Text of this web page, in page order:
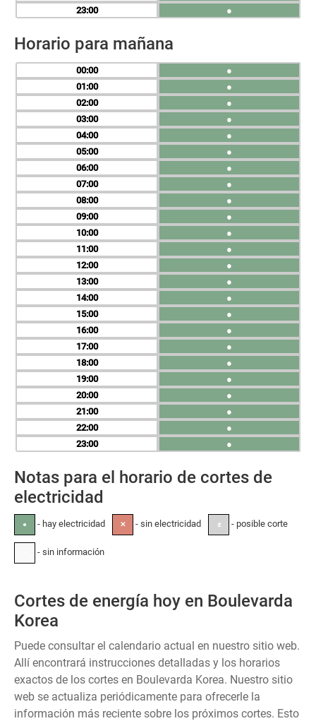
23
●
Horario para mañana
00
01
02
03
04
05
06
07
08
09
10
11
12
13
14
15
16
17
18
19
20
21
22
23
●
●
●
●
●
●
●
●
●
●
●
●
●
●
●
●
●
●
●
●
●
●
●
●
Notas para el horario de cortes de
electricidad
● - hay electricidad ✕ - sin electricidad ± - posible corte
- sin información
Cortes de energía hoy en Boulevarda
Korea
Puede consultar el calendario actual en nuestro sitio web.
Allí encontrará instrucciones detalladas y los horarios
exactos de los cortes en Boulevarda Korea. Nuestro sitio
web se actualiza periódicamente para ofrecerle la
información más reciente sobre los próximos cortes. Esto